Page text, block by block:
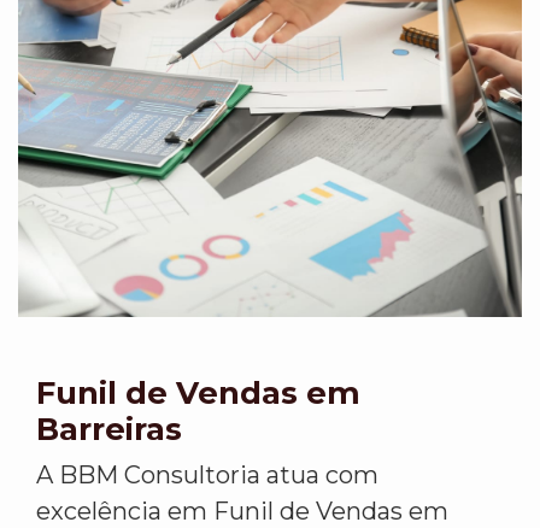
Funil de Vendas em
Barreiras
A BBM Consultoria atua com
excelência em Funil de Vendas em